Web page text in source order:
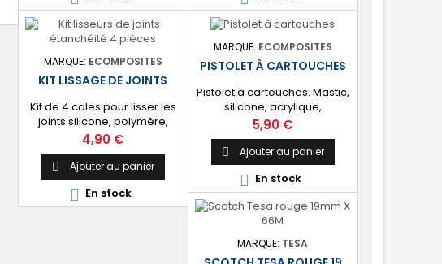
de dosage de 10 ml pour le
catalyseur 2 pots doseur 1,1
litre 5 paires de gants latex
MARQUE: ECOMPOSITES
KIT LISSAGE DE JOINTS
Kit de 4 cales pour lisser les
joints silicone, polymère,
acrylique, mastic-colle et
enlever les excédents. Parfait
pour des joints congés
parfaitement étanches.
Prix
4,90 €
 Ajouter au panier
 En stock
MARQUE: ECOMPOSITES
PISTOLET À CARTOUCHES
Pistolet à cartouches. Mastic,
silicone, acrylique,
polyuréthane, colles.
Prix
5,90 €
 Ajouter au panier
 En stock
MARQUE: TESA